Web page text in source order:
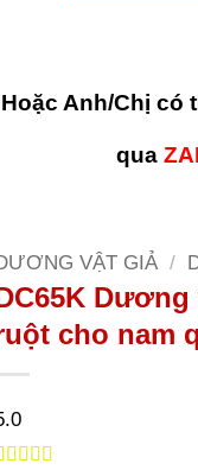
Hoặc Anh/Chị có
qua
VẬT GIẢ /
cho nam